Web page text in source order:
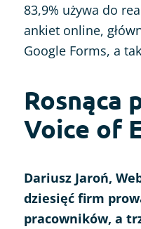
83,9% używa do
ankiet online,
Google Forms, a
Rosnąca
Voice of
Dariusz Jaroń,
dziesięć firm
pracowników, a